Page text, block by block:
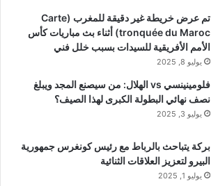
تم عرض خريطة غير دقيقة للمغرب (Carte
tronquée du Maroc) أثناء بث مباريات كأس
الأمم الأفريقية للسيدات بسبب خلل فني
يوليو 8, 2025
فلومينينسي vs الهلال: من سيصنع المجد ويبلغ
نصف نهائي البطولة الكبرى لهذا الصيف؟
يوليو 3, 2025
بركة يتباحث بالرباط مع رئيس كونغرس جمهورية
البيرو لتعزيز العلاقات الثنائية
يوليو 1, 2025